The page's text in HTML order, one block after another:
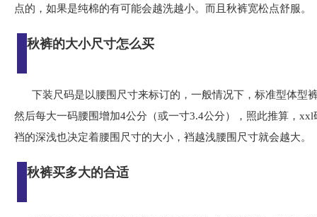
点的，如果是纯棉的有可能会越洗越小。而且秋裤宽松点舒服。
秋裤的大小尺寸怎么买
下装尺码是以腰围尺寸来标订的，一般情况下，标准型体型
然后每大一码腰围增加4公分（或一寸3.4公分），照此推算，
裆的深浅也决定着腰围尺寸的大小，裆越浅腰围尺寸就会越大。
秋裤买多大的合适